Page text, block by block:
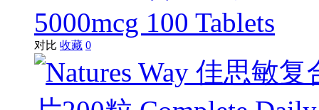
FLORADIX
MAXIGENES
Bioisland
5000mcg 100 Tablets
对比 收藏 0